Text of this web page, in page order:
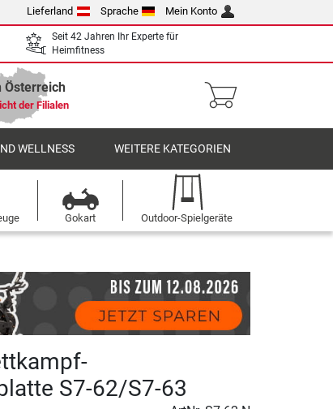
Lieferland Sprache Mein Konto
Seit 42 Jahren Ihr Experte für
Heimfitness
Österreich
der Filialen
WELLNESS WEITERE KATEGORIEN
Gokart Outdoor-Spielgeräte
S7-62/S7-63